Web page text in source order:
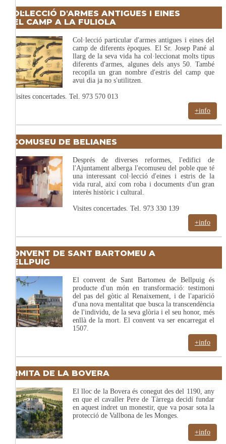
COL·LECCIÓ D'ARMES ANTIGUES I EINES
DEL CAMP A LA FULIOLA
Col·lecció particular d'armes antigues i eines del
camp de diferents èpoques. El Sr. Josep Pané al
llarg de la seva vida ha col·leccionat molts tipus
diferents d'armes, algunes dels anys 50. També
recopila un gran nombre d'estris del camp que
avui dia ja no s'utilitzen.
Visites concertades. Tel. 973 570 013
+info
ECOMUSEU DE BELIANES
Després de diverses reformes, l'edifici de
l'Ajuntament alberga l'ecomuseu del poble que té
una interessant col·lecció d'eines i estris de la
vida rural, així com roba i documents d'un gran
interès històric i cultural.
Visites concertades. Tel. 973 330 139
+info
CONVENT DE SANT BARTOMEU A
BELLPUIG
El convent de Sant Bartomeu de Bellpuig és
producte d'un món en transformació: testimoni
del pas del gòtic al Renaixement, i de l'aparició
d'una nova mentalitat que busca la transcendència
de l'individu, de la seva glòria i el seu honor, més
enllà de la mort. El convent va ser encarregat el
1507.
+info
ERMITA DE LA BOVERA
El lloc de la Bovera és conegut des del 1190, any
en que el cavaller Pere de Tàrrega decidí fundar
en aquest indret un monestir, que va posar sota la
protecció de Vallbona de les Monges.
+info